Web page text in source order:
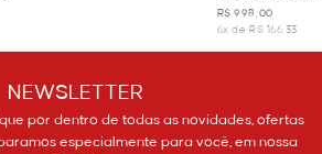
R$ 998,00
6x de R$ 166,33
NEWSLETTER
por dentro de todas as novidades, ofertas
especialmente para você, em nossa